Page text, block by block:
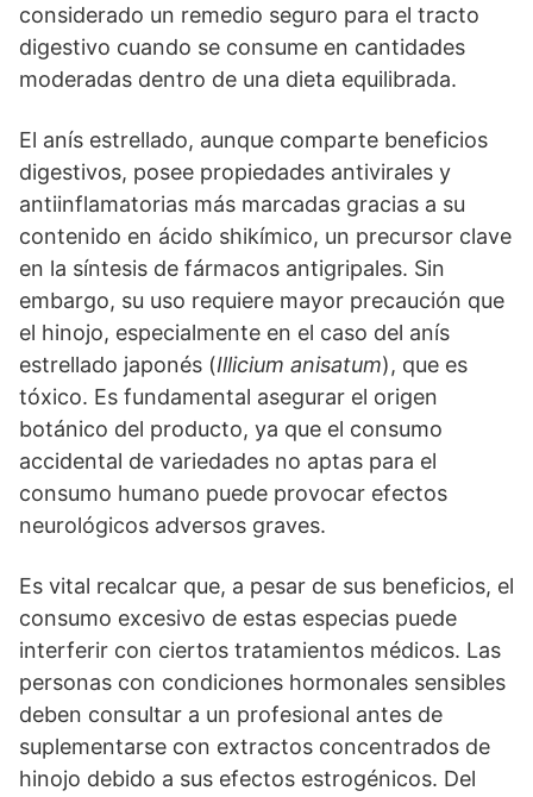
considerado un remedio seguro para el tracto
digestivo cuando se consume en cantidades
moderadas dentro de una dieta equilibrada.
El anís estrellado, aunque comparte beneficios
digestivos, posee propiedades antivirales y
antiinflamatorias más marcadas gracias a su
contenido en ácido shikímico, un precursor clave
en la síntesis de fármacos antigripales. Sin
embargo, su uso requiere mayor precaución que
el hinojo, especialmente en el caso del anís
estrellado japonés (Illicium anisatum), que es
tóxico. Es fundamental asegurar el origen
botánico del producto, ya que el consumo
accidental de variedades no aptas para el
consumo humano puede provocar efectos
neurológicos adversos graves.
Es vital recalcar que, a pesar de sus beneficios, el
consumo excesivo de estas especias puede
interferir con ciertos tratamientos médicos. Las
personas con condiciones hormonales sensibles
deben consultar a un profesional antes de
suplementarse con extractos concentrados de
hinojo debido a sus efectos estrogénicos. Del